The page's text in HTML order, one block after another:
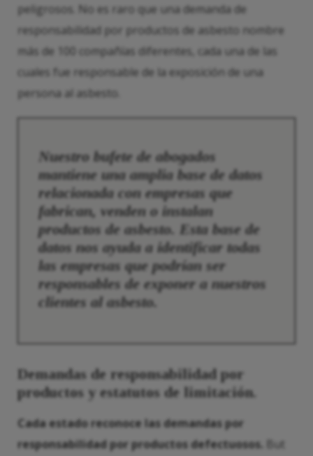
peligrosos. No es raro que una demanda de
responsabilidad por productos de asbesto nombre
más de 100 compañías diferentes, cada una de las
cuales fue responsable de la exposición de una
persona al asbesto.
Nuestro bufete de abogados
mantiene una amplia base de datos
relacionada con empresas que
fabrican, venden o instalan
productos de asbesto. Esta base de
datos nos ayuda a identificar todas
las empresas que podrían ser
responsables de exponer a nuestros
clientes al asbesto.
Demandas de responsabilidad por
productos y estatutos de limitación.
Cada estado reconoce las demandas por
responsabilidad por productos defectuosos.
But